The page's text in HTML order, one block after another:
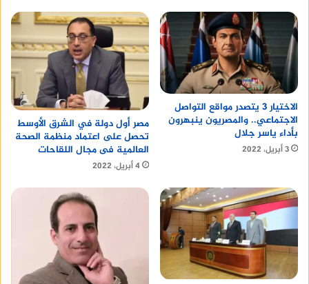
الاختيار 3 يتصدر مواقع التواصل
الاجتماعي.. والمصريون ينبهرون
بأداء ياسر جلال
3 أبريل، 2022
مصر أول دولة في الشرق الأوسط
تحصل على اعتماد منظمة الصحة
العالمية فى مجال اللقاحات
4 أبريل، 2022